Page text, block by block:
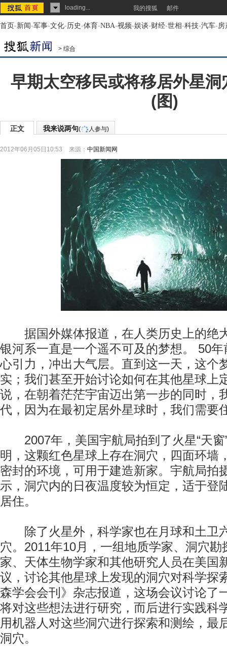
loading... 我的搜狐 邮件
首页-新闻-军事-文化-历史-体育-NBA-视频-娱谈-财经-世相-科技-汽车-房
> 综合
早期太空移民或将移居外星洞
(图)
正文 我来说两句( 人参与)
2012年06月05日10:53 来源： 中国新闻网
据国外媒体报道，在人类历史上的绝
银河系一直是一个遥不可及的梦想。 50
心引力，冲出大气层。直到这一天，这个
实；我们甚至开始讨论如何在其他星球上
说，在朝着茫茫宇宙迈出第一步的同时，
代，因为在最初定居外星球时，我们需要
2007年，美国宇航局拍到了火星“天窗
明，这颗红色星球上存在洞穴，四面环墙
密封的环境，可用于建造新家。宇航局拍
示，洞穴内的日夜温度较为恒定，适于登
居住。
除了火星外，科学家也在月球和土卫六
穴。2011年10月，一组地质学家、洞穴勘
家、天体生物学家和其他研究人员在美国
议，讨论其他星球上发现的洞穴对科学探
森学会会刊》杂志报道，这场会议讨论了
将对这些想法进行研究，而后进行实践科
用机器人对这些洞穴进行探索和测绘，最
洞穴。